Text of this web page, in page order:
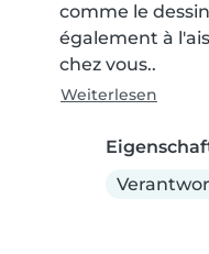
comme le
également à
chez vous..
Weiterlesen